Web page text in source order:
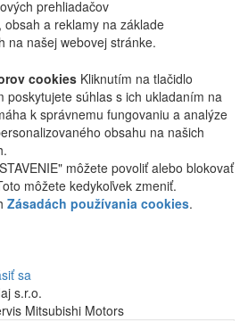
prehliadačov
a reklamy na základe
na našej webovej stránke.
cookies Kliknutím na tlačidlo
poskytujete súhlas s ich ukladaním na
k správnemu fungovaniu a analýze
obsahu na našich
môžete povoliť alebo blokovať
môžete kedykoľvek zmeniť.
Zásadách používania cookies.
sa
s.r.o.
Mitsubishi Motors